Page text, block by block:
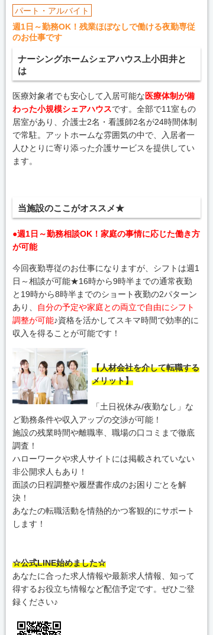
パート・アルバイト
週1日～勤務OK！残業ほぼなしで働ける夜勤専従
のお仕事です
ナーシングホームシェアハウス上小田井と
は
医療対象者でも安心して入居可能な医療体制が備
わった小規模シェアハウスです。全部で11室もの
居室があり、介護士2名・看護師2名が24時間体制
で常駐。アットホームな雰囲気の中で、入居者一
人ひとりに寄り添った介護サービスを提供してい
ます。
当施設のここがオススメ★
●週1日～勤務相談OK！家庭の事情に応じた働き方
が可能
今回夜勤専従のお仕事になりますが、シフトは週1
日～相談が可能★16時から9時半までの通常夜勤
と19時から8時半までのショート夜勤の2パターン
あり、
自分の予定や家庭との両立で自由にシフト
調整が可能♪資格を活かしてスキマ時間で効率的に
収入を得ることが可能です！
【人材会社を介して転職する
メリット】
「土日祝休み/夜勤なし」な
ど勤務条件や収入アップの交渉が可能！
施設の残業時間や離職率、職場の口コミまで徹底
調査！
ハローワークや求人サイトには掲載されていない
非公開求人もあり！
面談の日程調整や履歴書作成のお困りごとを解
決！
あなたの転職活動を情熱的かつ客観的にサポート
します！
☆公式LINE始めました☆
あなたに合った求人情報や最新求人情報、知って
得するお役立ち情報など配信予定です。ぜひご登
録ください♪